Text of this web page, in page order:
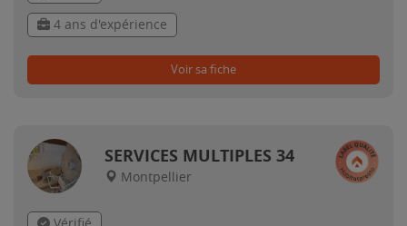
4 ans d'expérience
Voir sa fiche
SERVICES MULTIPLES 34
Montpellier